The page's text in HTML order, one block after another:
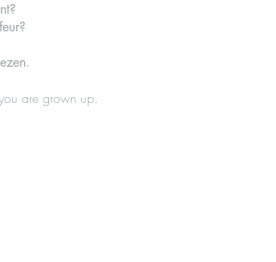
are grown up.